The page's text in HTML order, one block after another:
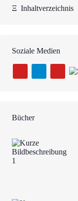
Ξ Inhaltverzeichnis
Soziale Medien
Bücher